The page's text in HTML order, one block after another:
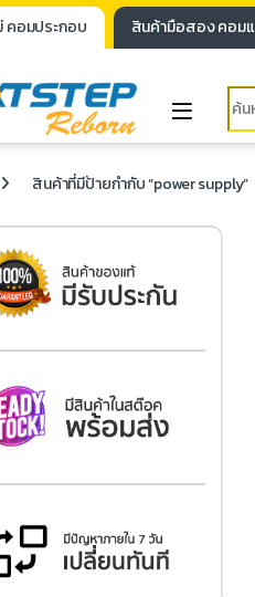
คอมประกอบ สินค้ามือสอง คอม
สินค้าที่มีป้ายกำกับ “power supply”